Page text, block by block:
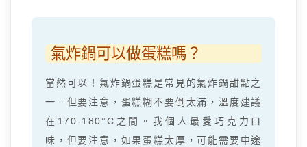
氣炸鍋可以做蛋糕嗎？
當然可以！氣炸鍋蛋糕是常見的氣炸鍋甜點之
一。但要注意，蛋糕糊不要倒太滿，溫度建議
在170-180°C之間。我個人最愛巧克力口
味，但要注意，如果蛋糕太厚，可能需要中途